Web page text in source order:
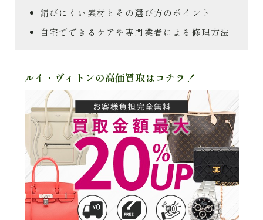
錆びにくい素材とその選び方のポイント
自宅でできるケアや専門業者による修理方法
ルイ・ヴィトンの高価買取はコチラ！